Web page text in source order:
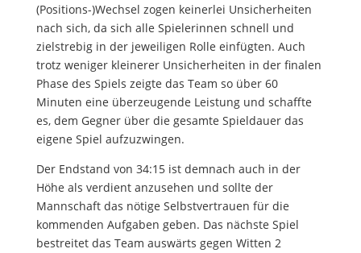
(Positions-)Wechsel zogen keinerlei Unsicherheiten
nach sich, da sich alle Spielerinnen schnell und
zielstrebig in der jeweiligen Rolle einfügten. Auch
trotz weniger kleinerer Unsicherheiten in der finalen
Phase des Spiels zeigte das Team so über 60
Minuten eine überzeugende Leistung und schaffte
es, dem Gegner über die gesamte Spieldauer das
eigene Spiel aufzuzwingen.
Der Endstand von 34:15 ist demnach auch in der
Höhe als verdient anzusehen und sollte der
Mannschaft das nötige Selbstvertrauen für die
kommenden Aufgaben geben. Das nächste Spiel
bestreitet das Team auswärts gegen Witten 2